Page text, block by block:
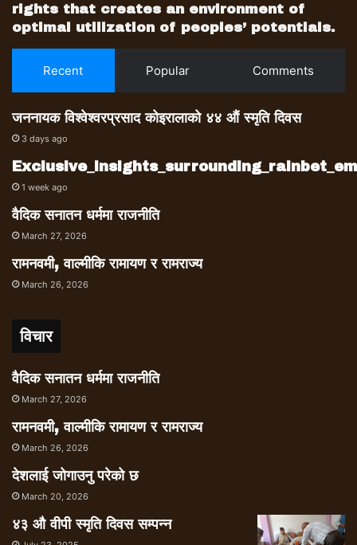
rights that creates an environment of
optimal utilization of peoples’ potentials.
Recent Popular Comments
जननायक विश्वेश्वरप्रसाद कोइरालाको ४४ औं स्मृति दिवस
3 days ago
1 week ago
वैदिक सनातन धर्ममा राजनीति
March 27, 2026
रामनवमी, वाल्मीकि रामायण र रामराज्य
March 26, 2026
विचार
वैदिक सनातन धर्ममा राजनीति
March 27, 2026
रामनवमी, वाल्मीकि रामायण र रामराज्य
March 26, 2026
देशलाई जोगाउनु परेको छ
March 20, 2026
४३ औ वीपी स्मृति दिवस सम्पन्न